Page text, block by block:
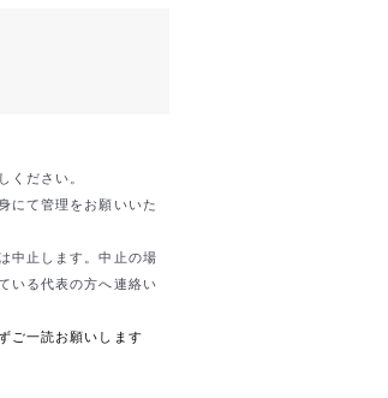
ください。
にて管理をお願いいた
中止します。中止の場
いる代表の方へ連絡い
ご一読お願いします